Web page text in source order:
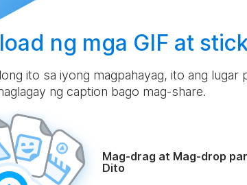
ng mga GIF at
ito sa iyong magpahayag, ito ang
ng caption bago mag-share.
Mag-drag at Mag-drop
Dito